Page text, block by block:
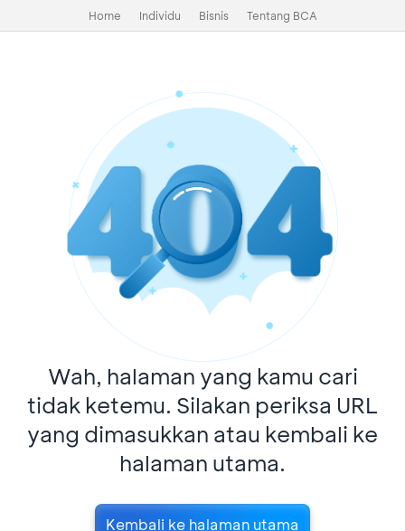
Home Individu Bisnis Tentang BCA
Wah, halaman yang kamu cari
tidak ketemu. Silakan periksa URL
yang dimasukkan atau kembali ke
halaman utama.
Kembali ke halaman utama